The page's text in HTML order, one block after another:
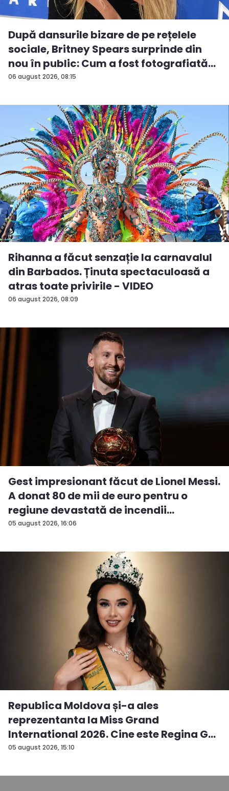
06 august 2026, 08:15
După dansurile bizare de pe rețelele
sociale, Britney Spears surprinde din
nou în public: Cum a fost fotografiată
î...
06 august 2026, 08:09
Rihanna a făcut senzație la carnavalul
din Barbados. Ținuta spectaculoasă a
atras toate privirile - VIDEO
05 august 2026, 16:06
Gest impresionant făcut de Lionel Messi.
A donat 80 de mii de euro pentru o
regiune devastată de incendii
05 august 2026, 15:10
Republica Moldova și-a ales
reprezentanta la Miss Grand
International 2026. Cine este Regina G...